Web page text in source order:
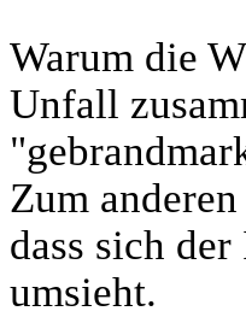
Warum die
Unfall
Zum
dass sich
umsieht.